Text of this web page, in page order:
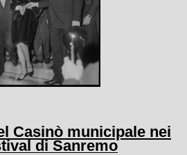
Casinò municipale nei
di Sanremo